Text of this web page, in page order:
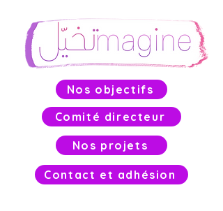
Nos objectifs
Comité directeur
Nos projets
Contact et adhésion